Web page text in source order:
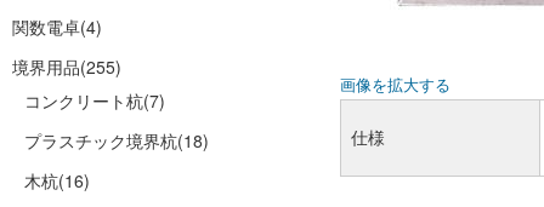
関数電卓(4)
境界用品(255)
コンクリート杭(7)
プラスチック境界杭(18)
木杭(16)
画像を拡大する
仕様